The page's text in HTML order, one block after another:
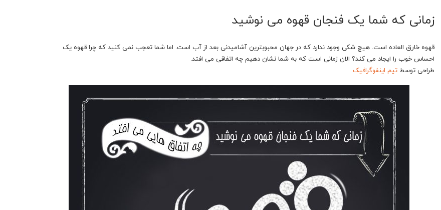
زمانی که شما یک فنجان قهوه می نوشید
قهوه خارق العاده است. هیچ شکی وجود ندارد که در جهان محبوبترین آشامیدنی بعد از آب است. اما شما تعجب نمی کنید که چرا قهوه یک
احساس خوب را ایجاد می کند؟ الان زمانی است که به شما نشان دهیم چه اتفاقی می افتد.
طراحی توسطتیم اینفوگرافیک